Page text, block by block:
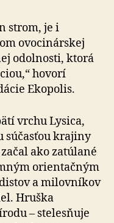
strom, je i
ovocinárskej
odolnosti, ktorá
hovorí
Ekopolis.
vrchu Lysica,
súčasťou krajiny
ako zatúlané
orientačným
a milovníkov
Hruška
– stelesňuje